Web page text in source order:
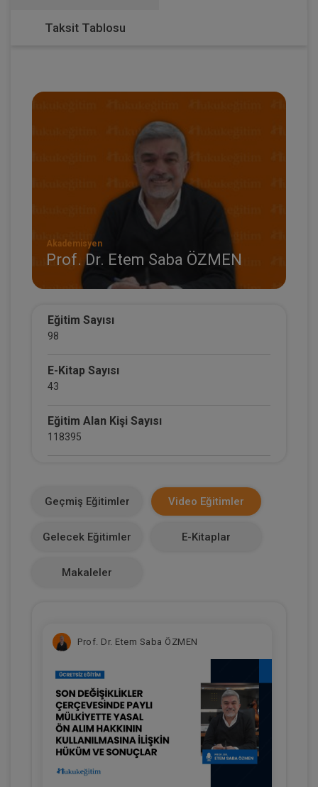
Taksit Tablosu
Akademisyen
Prof. Dr. Etem Saba ÖZMEN
Eğitim Sayısı
98
E-Kitap Sayısı
43
Eğitim Alan Kişi Sayısı
118395
3
Geçmiş Eğitimler Video Eğitimler
Gelecek Eğitimler E-Kitaplar
Makaleler
Prof. Dr. Etem Saba ÖZMEN